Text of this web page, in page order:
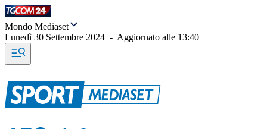
Mondo Mediaset
Lunedì 30 Settembre 2024 - Aggiornato alle 13:40